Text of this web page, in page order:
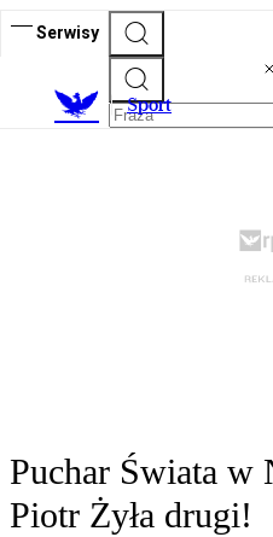
Serwisy
Sport
Puchar Świata w
Piotr Żyła drugi!